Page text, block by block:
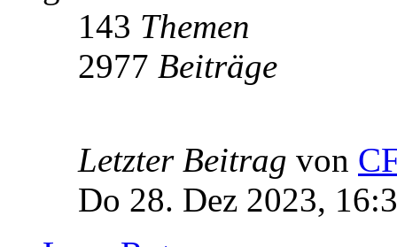
143 Themen
2977 Beiträge
Letzter Beitrag von
Do 28. Dez 2023,